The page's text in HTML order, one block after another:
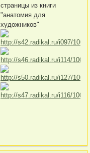
страницы из книги
"анатомия для
художников"